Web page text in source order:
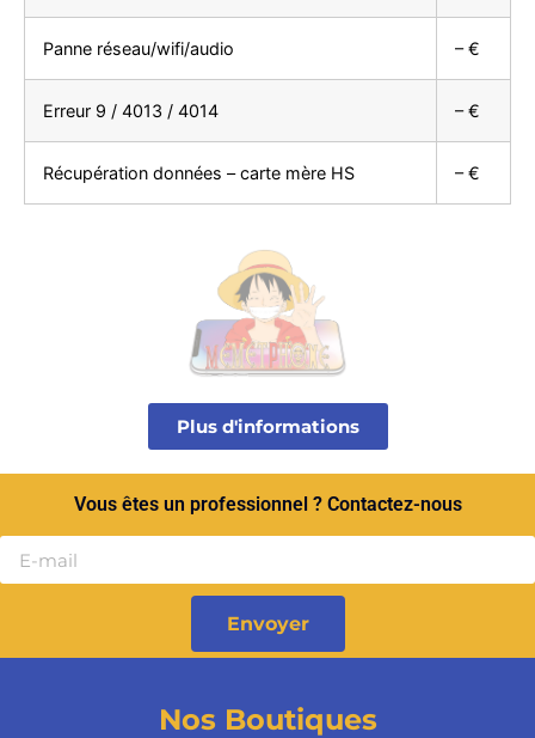
Panne réseau/wifi/audio – €
Erreur 9 / 4013 / 4014 – €
Récupération données – carte mère HS – €
Plus d'informations
Vous êtes un professionnel ? Contactez-nous
Envoyer
Nos Boutiques